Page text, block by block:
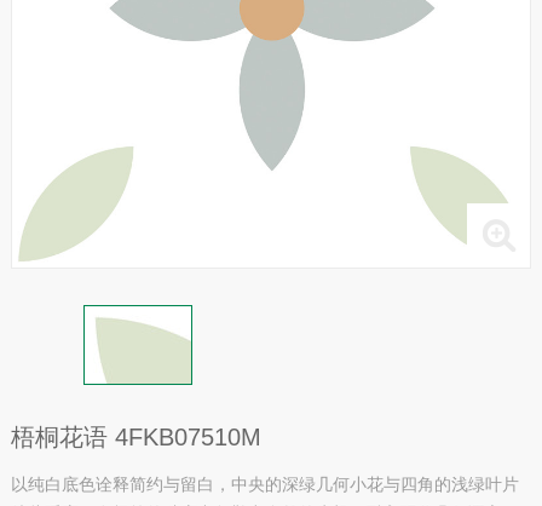
梧桐花语 4FKB07510M
以纯白底色诠释简约与留白，中央的深绿几何小花与四角的浅绿叶片